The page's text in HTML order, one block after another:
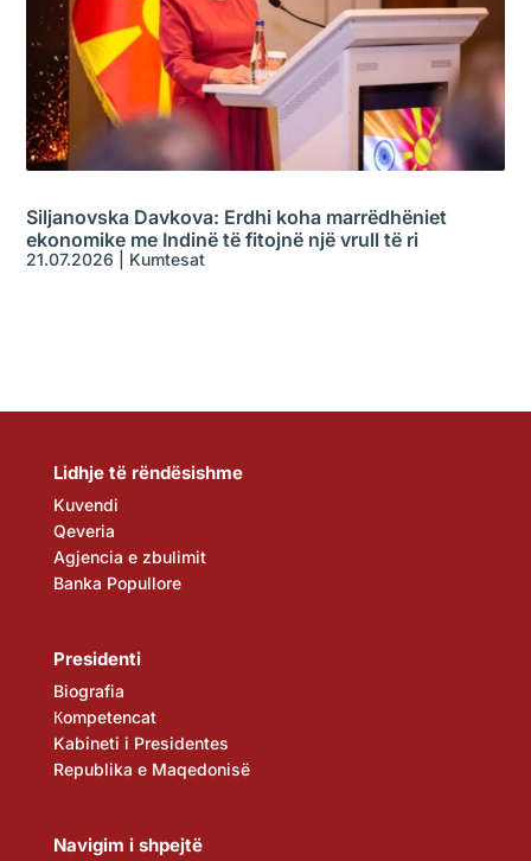
Siljanovska Davkova: Erdhi koha marrëdhëniet
ekonomike me Indinë të fitojnë një vrull të ri
21.07.2026 Kumtesat
Lidhje të rëndësishme
Kuvendi
Qeveria
Agjencia e zbulimit
Banka Popullore
Presidenti
Biografia
Кompetencat
Kabineti i Presidentes
Republika e Maqedonisë
Navigim i shpejtë